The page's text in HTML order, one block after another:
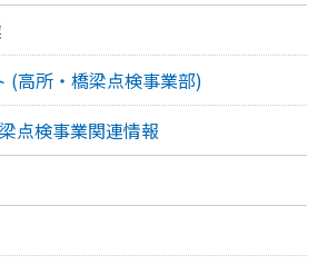
(高所・橋梁点検事業部)
点検事業関連情報